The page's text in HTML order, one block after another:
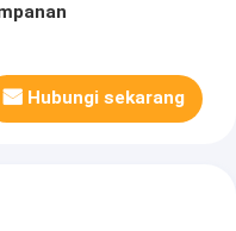
Hubungi sekarang